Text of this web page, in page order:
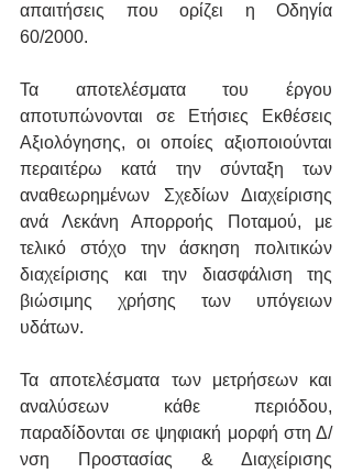
απαιτήσεις που ορίζει η Οδηγία
60/2000.
Τα αποτελέσματα του έργου
αποτυπώνονται σε Ετήσιες Εκθέσεις
Αξιολόγησης, οι οποίες αξιοποιούνται
περαιτέρω κατά την σύνταξη των
αναθεωρημένων Σχεδίων Διαχείρισης
ανά Λεκάνη Απορροής Ποταμού, με
τελικό στόχο την άσκηση πολιτικών
διαχείρισης και την διασφάλιση της
βιώσιμης χρήσης των υπόγειων
υδάτων.
Τα αποτελέσματα των μετρήσεων και
αναλύσεων κάθε περιόδου,
παραδίδονται σε ψηφιακή μορφή στη Δ/
νση Προστασίας & Διαχείρισης